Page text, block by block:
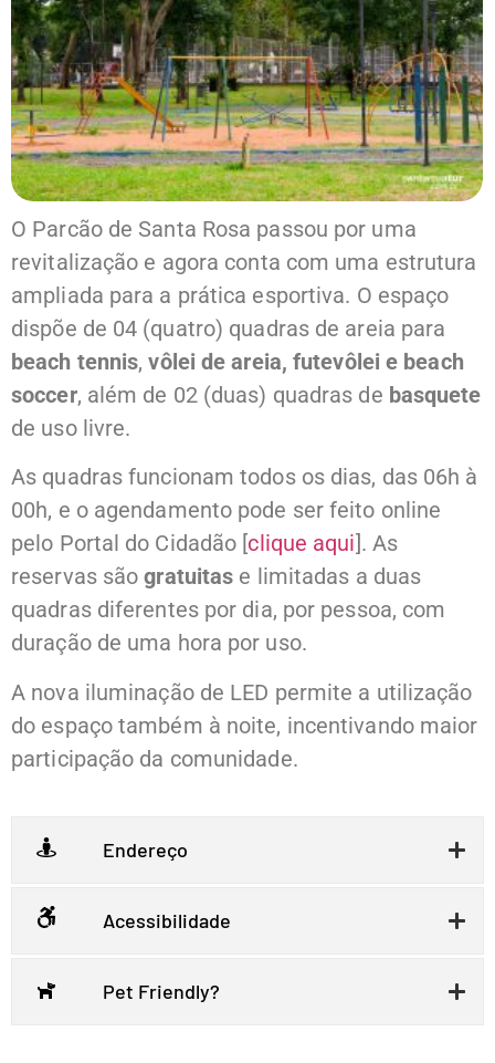
O Parcão de Santa Rosa passou por uma
revitalização e agora conta com uma estrutura
ampliada para a prática esportiva. O espaço
dispõe de 04 (quatro) quadras de areia para
beach tennis,vôlei de areia, futevôlei e beach
soccer, além de 02 (duas) quadras de basquete
de uso livre.
As quadras funcionam todos os dias, das 06h à
00h, e o agendamento pode ser feito online
pelo Portal do Cidadão [clique aqui]. As
reservas sãogratuitas e limitadas a duas
quadras diferentes por dia, por pessoa, com
duração de uma hora por uso.
A nova iluminação de LED permite a utilização
do espaço também à noite, incentivando maior
participação da comunidade.
Endereço
Acessibilidade
Pet Friendly?